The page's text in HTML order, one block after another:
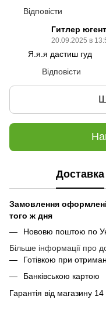
Відповісти
Гитлер югент
20.09.2025 в
Я.я.я дастиш гуд
Відповісти
Доставка
Замовлення
того ж дня
Нововю поштою по
Більше інформації про
Готівкою при
Банківською картою
Гарантія від магазину 14